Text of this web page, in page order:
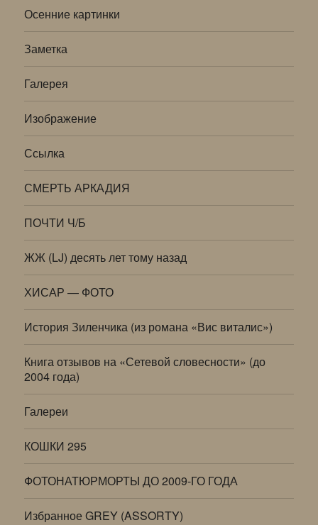
Осенние картинки
Заметка
Галерея
Изображение
Ссылка
СМЕРТЬ АРКАДИЯ
ПОЧТИ Ч/Б
ЖЖ (LJ) десять лет тому назад
ХИСАР — ФОТО
История Зиленчика (из романа «Вис виталис»)
Книга отзывов на «Сетевой словесности» (до
2004 года)
Галереи
КОШКИ 295
ФОТОНАТЮРМОРТЫ ДО 2009-ГО ГОДА
Избранное GREY (ASSORTY)